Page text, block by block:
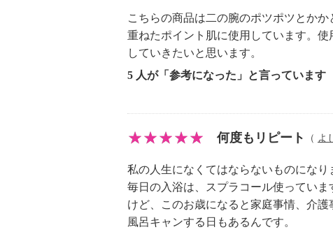
メチルシラノール、ヒアロヴェール（ヒ
シプロピルトリモニウム）、ヒアルロン
ａ／ハリ）。
１６種の発酵成分（乳酸桿菌／ハイビス
液、シゾサッカロミセス／イチジク果実
ブドウ果汁発酵液、乳酸桿菌／セイヨ
リー発酵液、ガラクトミセス／オリーブ
ペルギルス／コメ発酵エキス、サッカロ
酵液エキス、サッカロミセス／ハトムギ
ロミセス／オオムギ種子発酵エキス、乳
こちらの商品は二の腕のポツポツとか
重ねたポイント肌に使用しています。
していきたいと思います。
5 人が「参考になった」と言っています
何度もリピート （ よ
私の人生になくてはならないものになり
毎日の入浴は、スプラコール使っていま
けど、このお歳になると家庭事情、介護
風呂キャンする日もあるんです。